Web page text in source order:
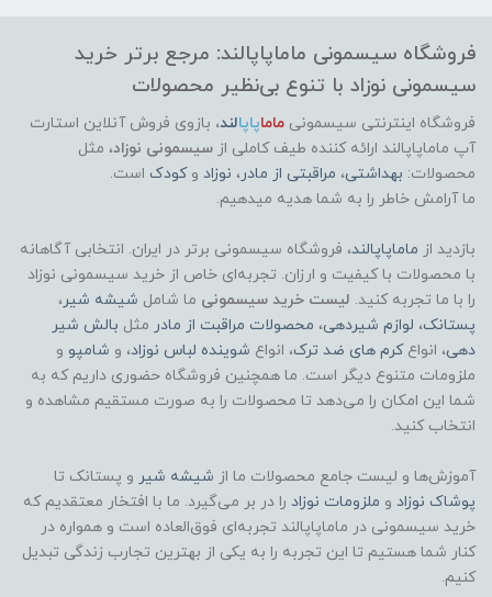
فروشگاه سیسمونی ماماپاپالند: مرجع برتر خرید
سیسمونی نوزاد با تنوع بی‌نظیر محصولات
فروشگاه اینترنتی سیسمونی ماماپاپالند، بازوی فروش آنلاین استارت
آپ ماماپاپالند ارائه کننده طیف کاملی از سیسمونی نوزاد، مثل
محصولات: بهداشتی، مراقبتی از مادر ، نوزاد وکودک است.
ما آرامش خاطر را به شما هدیه میدهیم.
بازدید از ماماپاپالند، فروشگاه سیسمونی برتر در ایران. انتخابی آگاهانه
با محصولات با کیفیت و ارزان. تجربه‌ای خاص از خرید سیسمونی نوزاد
را با ما تجربه کنید. لیست خرید سیسمونی ما شامل شیشه شیر ،
پستانک، لوازم شیردهی، محصولات مراقبت از مادر مثل بالش شیر
دهی، انواعکرم های ضد ترک، انواع شوینده لباس نوزاد، و شامپو و
ملزومات متنوع دیگر است. ما همچنین فروشگاه حضوری داریم که به
شما این امکان را می‌دهد تا محصولات را به صورت مستقیم مشاهده و
انتخاب کنید.
آموزش‌ها و لیست جامع محصولات ما از شیشه شیر و پستانک تا
پوشاک نوزاد و ملزومات نوزاد را در بر می‌گیرد. ما با افتخار معتقدیم که
خرید سیسمونی در ماماپاپالند تجربه‌ای فوق‌العاده است و همواره در
کنار شما هستیم تا این تجربه را به یکی از بهترین تجارب زندگی تبدیل
کنیم.